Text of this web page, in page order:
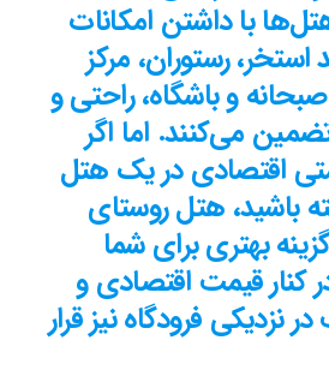
با داشتن امکانات
رستوران، مرکز
و باشگاه، راحتی و
می‌کنند. اما اگر
اقتصادی در یک هتل
باشید، هتل روستای
بهتری برای شما
کنار قیمت اقتصادی و
نزدیکی فرودگاه نیز قرار